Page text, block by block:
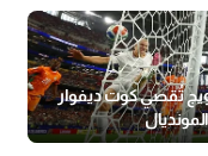
تُقصي كوت ديفوار